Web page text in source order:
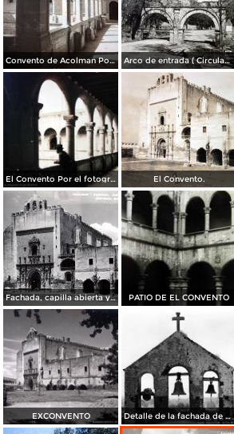
Convento de Acolman Por el Fotógrafo Hugo Brehme. Arco de entrada ( Circulada el 24 de Junio de 1952 ).
El Convento Por el fotografo Hugo Brehme. El Convento.
Fachada, capilla abierta y portería del siglo XVI PATIO DE EL CONVENTO
EXCONVENTO Detalle de la fachada de San Agustín Acolman